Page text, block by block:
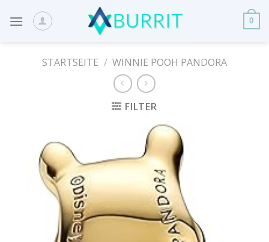
0
STARTSEITE / WINNIE POOH PANDORA
FILTER